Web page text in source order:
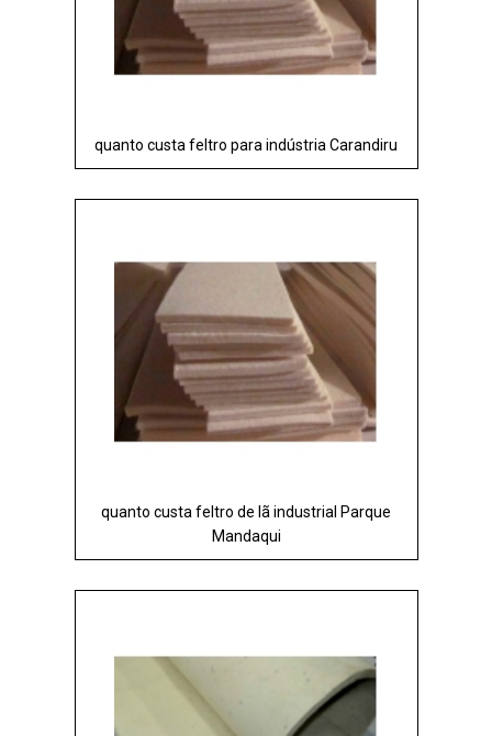
quanto custa feltro para indústria Carandiru
quanto custa feltro de lã industrial Parque
Mandaqui